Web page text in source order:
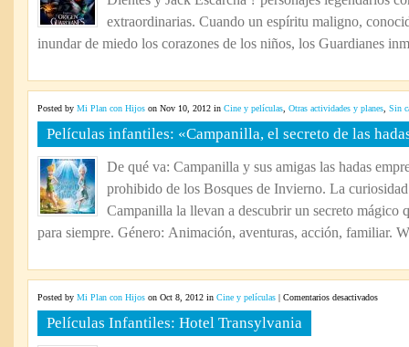
extraordinarias. Cuando un espíritu maligno,
inundar de miedo los corazones de los niños, los Guardianes
Posted by Mi Plan con Hijos on Nov 10, 2012 in Cine y películas Otras actividades y planes Sin
Películas infantiles: «Campanilla, el secreto de las
De qué va: Campanilla y sus amigas las hadas
prohibido de los Bosques de Invierno. La
Campanilla la llevan a descubrir un secreto mágico
para siempre. Género: Animación, aventuras, acción, familiar.
Posted by Mi Plan con Hijos on Oct 8, 2012 in Cine y películas | Comentarios desactivadosen
Películas Infantiles: Hotel Transylvania